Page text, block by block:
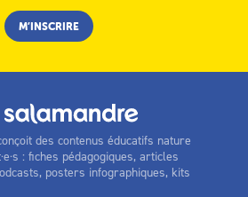
des contenus éducatifs nature
: fiches pédagogiques, articles
posters infographiques, kits